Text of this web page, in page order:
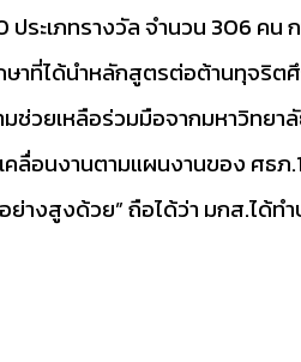
ระเภทรางวัล จำนวน 306 คน
าที่ได้นำหลักสูตรต่อต้านทุจริต
มช่วยเหลือร่วมมือจากมหาวิท
คลื่อนงานตามแผนงานของ ศ
างสูงด้วย” ถือได้ว่า มกส.ได้